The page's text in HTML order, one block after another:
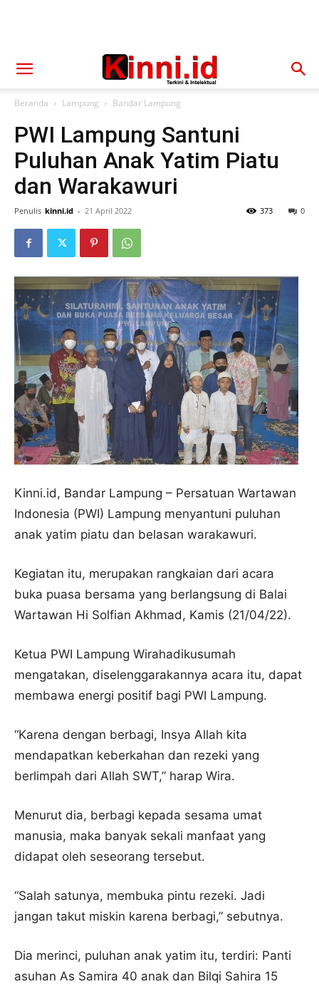
Beranda Lampung Bandar Lampung
PWI Lampung Santuni
Puluhan Anak Yatim Piatu
dan Warakawuri
Penulis kinni.id - 21 April 2022 0
373
Kinni.id, Bandar Lampung – Persatuan Wartawan
Indonesia (PWI) Lampung menyantuni puluhan
anak yatim piatu dan belasan warakawuri.
Kegiatan itu, merupakan rangkaian dari acara
buka puasa bersama yang berlangsung di Balai
Wartawan Hi Solfian Akhmad, Kamis (21/04/22).
Ketua PWI Lampung Wirahadikusumah
mengatakan, diselenggarakannya acara itu, dapat
membawa energi positif bagi PWI Lampung.
“Karena dengan berbagi, Insya Allah kita
mendapatkan keberkahan dan rezeki yang
berlimpah dari Allah SWT,” harap Wira.
Menurut dia, berbagi kepada sesama umat
manusia, maka banyak sekali manfaat yang
didapat oleh seseorang tersebut.
“Salah satunya, membuka pintu rezeki. Jadi
jangan takut miskin karena berbagi,” sebutnya.
Dia merinci, puluhan anak yatim itu, terdiri: Panti
asuhan As Samira 40 anak dan Bilqi Sahira 15